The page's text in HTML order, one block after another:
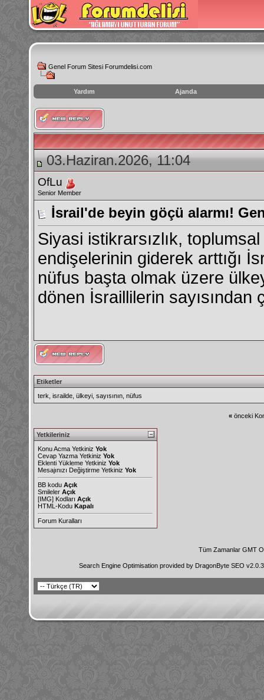
Genel Forum Sitesi Forumdelisi.com
Yardım Ajanda
instagram
izlenme
hilesi
03.Haziran.2026, 11:04
OfLu
Senior Member
İsrail'de beyin göçü alarmı!
Siyasi istikrarsızlık,
endişelerinin giderek arttığı
nüfus başta olmak üzere
dönen İsraillilerin
Etiketler
terk israilde ülkeyi sayısının nüfus
« önceki
Yetkileriniz
Konu Acma Yetkiniz Yok
Cevap Yazma Yetkiniz Yok
Eklenti Yükleme Yetkiniz Yok
Mesajınızı Değiştirme Yetkiniz Yok
BB kodu Açık
Smileler Açık
[IMG] Kodları Açık
HTML-Kodu Kapalı
Forum Kuralları
Tüm Zamanlar GMT
Search Engine Optimisation provided by DragonByte SEO